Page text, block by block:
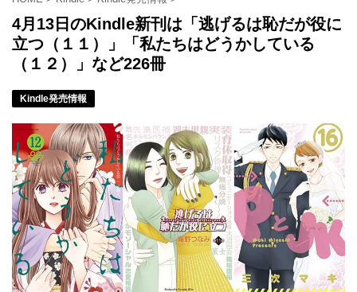
4月13日のKindle新刊は「逃げるは恥だが役に
立つ（１１）」「私たちはどうかしている
（１２）」など226冊
Kindle発売情報